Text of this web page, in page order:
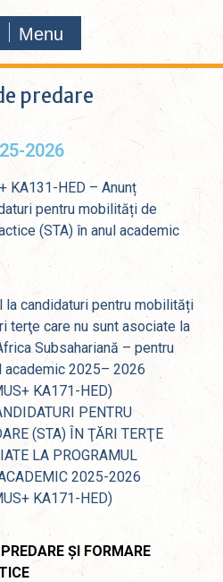
Menu
predare
2026
KA131-HED – Anunț
pentru mobilități de
(STA) în anul academic
la candidaturi pentru mobilități
terţe care nu sunt asociate la
Subsahariană – pentru
academic 2025– 2026
KA171-HED)
PENTRU
(STA) ÎN ŢĂRI TERŢE
LA PROGRAMUL
2025-2026
KA171-HED)
ȘI FORMARE